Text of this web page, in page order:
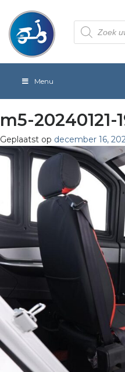
Producten
zoeken
Menu
m5-20240121-
Geplaatst op december 16,